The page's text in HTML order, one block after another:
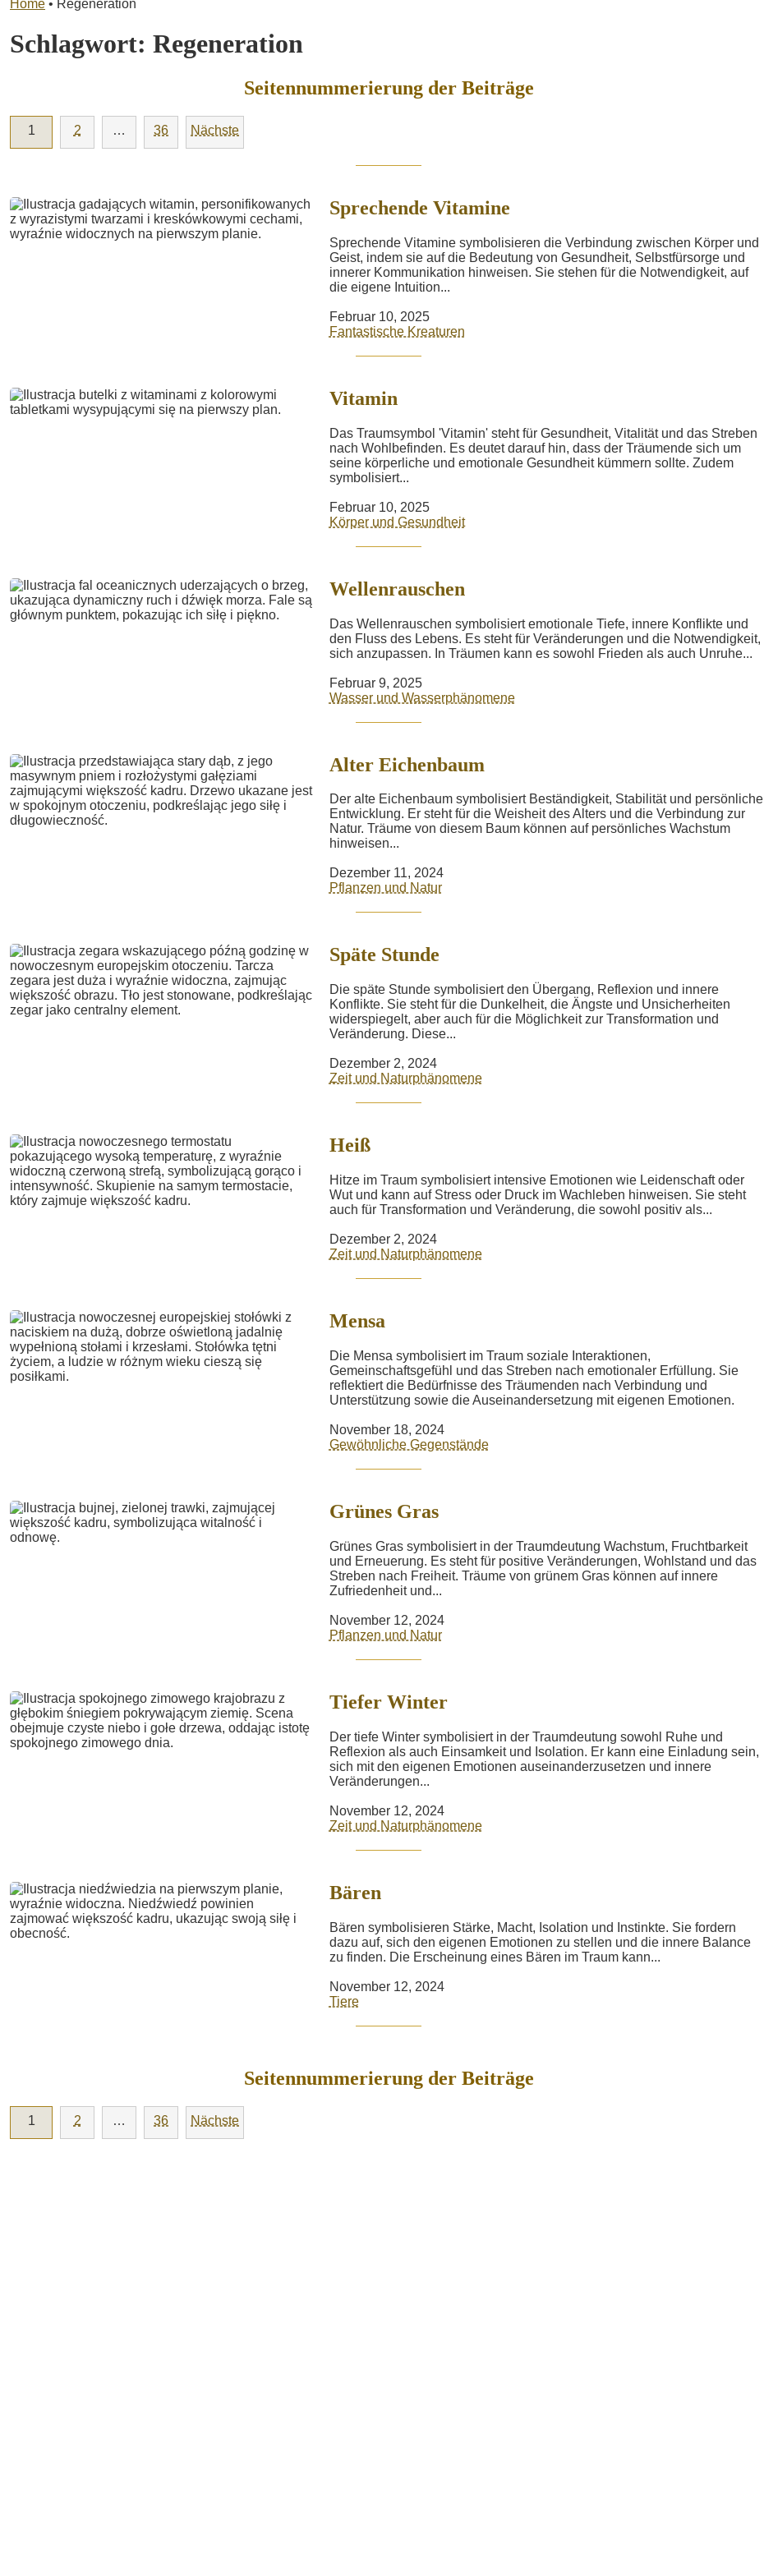
Home • Regeneration
Schlagwort: Regeneration
Seitennummerierung der Beiträge
1 2 … 36 Nächste
Sprechende Vitamine
Sprechende Vitamine symbolisieren die Verbindung zwischen Körper und
Geist, indem sie auf die Bedeutung von Gesundheit, Selbstfürsorge und
innerer Kommunikation hinweisen. Sie stehen für die Notwendigkeit, auf
die eigene Intuition...
Februar 10, 2025
Fantastische Kreaturen
Vitamin
Das Traumsymbol 'Vitamin' steht für Gesundheit, Vitalität und das Streben
nach Wohlbefinden. Es deutet darauf hin, dass der Träumende sich um
seine körperliche und emotionale Gesundheit kümmern sollte. Zudem
symbolisiert...
Februar 10, 2025
Körper und Gesundheit
Wellenrauschen
Das Wellenrauschen symbolisiert emotionale Tiefe, innere Konflikte und
den Fluss des Lebens. Es steht für Veränderungen und die Notwendigkeit,
sich anzupassen. In Träumen kann es sowohl Frieden als auch Unruhe...
Februar 9, 2025
Wasser und Wasserphänomene
Alter Eichenbaum
Der alte Eichenbaum symbolisiert Beständigkeit, Stabilität und persönliche
Entwicklung. Er steht für die Weisheit des Alters und die Verbindung zur
Natur. Träume von diesem Baum können auf persönliches Wachstum
hinweisen...
Dezember 11, 2024
Pflanzen und Natur
Späte Stunde
Die späte Stunde symbolisiert den Übergang, Reflexion und innere
Konflikte. Sie steht für die Dunkelheit, die Ängste und Unsicherheiten
widerspiegelt, aber auch für die Möglichkeit zur Transformation und
Veränderung. Diese...
Dezember 2, 2024
Zeit und Naturphänomene
Heiß
Hitze im Traum symbolisiert intensive Emotionen wie Leidenschaft oder
Wut und kann auf Stress oder Druck im Wachleben hinweisen. Sie steht
auch für Transformation und Veränderung, die sowohl positiv als...
Dezember 2, 2024
Zeit und Naturphänomene
Mensa
Die Mensa symbolisiert im Traum soziale Interaktionen,
Gemeinschaftsgefühl und das Streben nach emotionaler Erfüllung. Sie
reflektiert die Bedürfnisse des Träumenden nach Verbindung und
Unterstützung sowie die Auseinandersetzung mit eigenen Emotionen.
November 18, 2024
Gewöhnliche Gegenstände
Grünes Gras
Grünes Gras symbolisiert in der Traumdeutung Wachstum, Fruchtbarkeit
und Erneuerung. Es steht für positive Veränderungen, Wohlstand und das
Streben nach Freiheit. Träume von grünem Gras können auf innere
Zufriedenheit und...
November 12, 2024
Pflanzen und Natur
Tiefer Winter
Der tiefe Winter symbolisiert in der Traumdeutung sowohl Ruhe und
Reflexion als auch Einsamkeit und Isolation. Er kann eine Einladung sein,
sich mit den eigenen Emotionen auseinanderzusetzen und innere
Veränderungen...
November 12, 2024
Zeit und Naturphänomene
Bären
Bären symbolisieren Stärke, Macht, Isolation und Instinkte. Sie fordern
dazu auf, sich den eigenen Emotionen zu stellen und die innere Balance
zu finden. Die Erscheinung eines Bären im Traum kann...
November 12, 2024
Tiere
Seitennummerierung der Beiträge
1 2 … 36 Nächste